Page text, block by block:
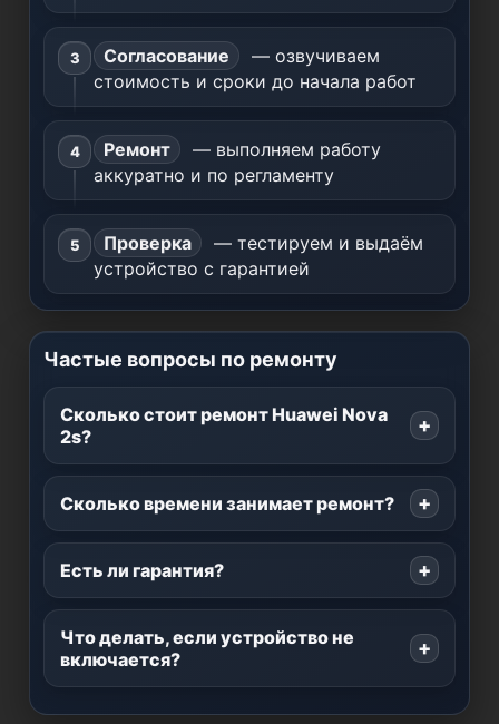
Согласование
— озвучиваем
стоимость и сроки до начала работ
Ремонт
— выполняем работу
аккуратно и по регламенту
Проверка
— тестируем и выдаём
устройство с гарантией
Частые вопросы по ремонту
Сколько стоит ремонт Huawei Nova
2s?
Сколько времени занимает ремонт?
Есть ли гарантия?
Что делать, если устройство не
включается?